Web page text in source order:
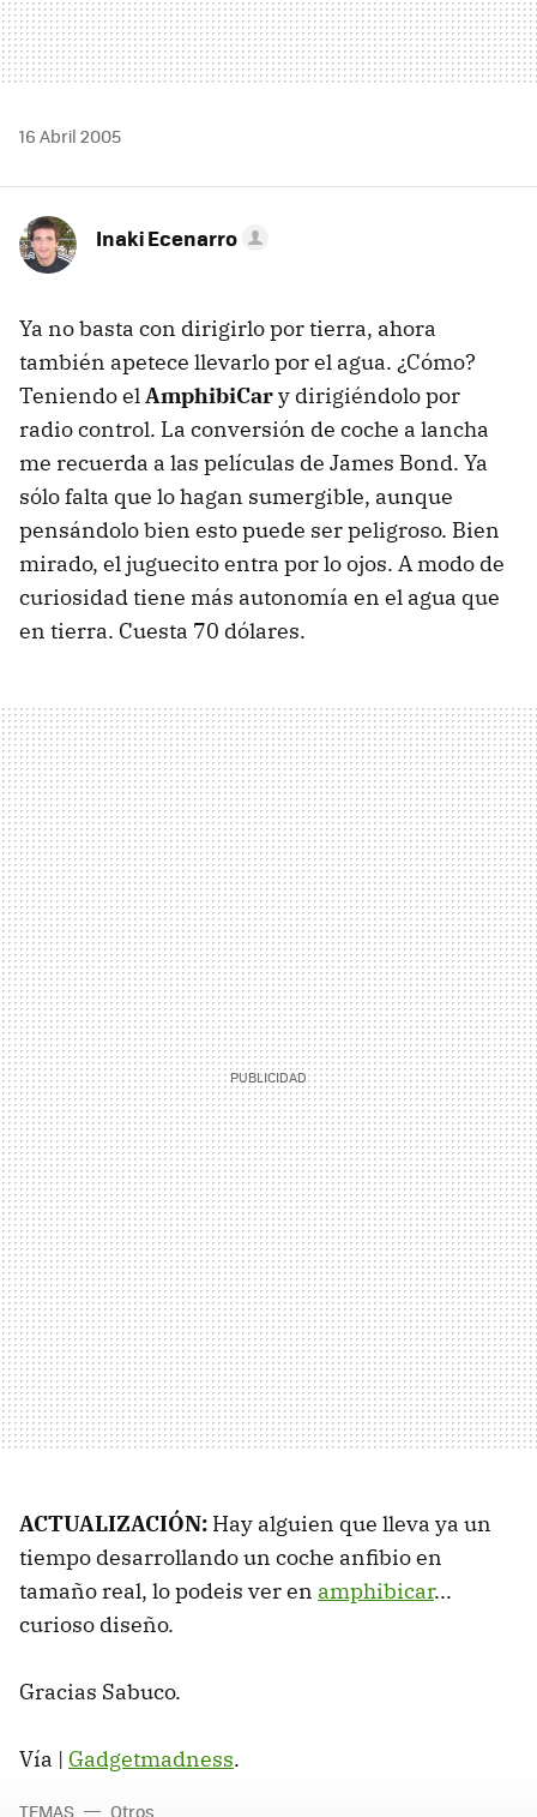
16 Abril 2005
Inaki Ecenarro
Ya no basta con dirigirlo por tierra, ahora
también apetece llevarlo por el agua. ¿Cómo?
Teniendo elAmphibiCary dirigiéndolo por
radio control. La conversión de coche a lancha
me recuerda a las películas de James Bond. Ya
sólo falta que lo hagan sumergible, aunque
pensándolo bien esto puede ser peligroso. Bien
mirado, el juguecito entra por lo ojos. A modo de
curiosidad tiene más autonomía en el agua que
en tierra. Cuesta 70 dólares.
ACTUALIZACIÓN: Hay alguien que lleva ya un
tiempo desarrollando un coche anfibio en
tamaño real, lo podeis ver en amphibicar...
curioso diseño.
Gracias Sabuco.
Vía | Gadgetmadness.
TEMAS Otros